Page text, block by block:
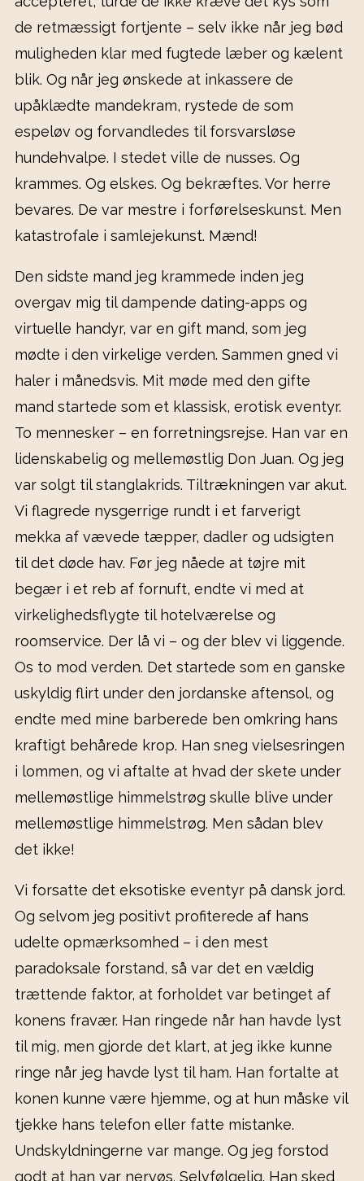
de retmæssigt fortjente – selv ikke når jeg bød
muligheden klar med fugtede læber og kælent
blik. Og når jeg ønskede at inkassere de
upåklædte mandekram, rystede de som
espeløv og forvandledes til forsvarsløse
hundehvalpe. I stedet ville de nusses. Og
krammes. Og elskes. Og bekræftes. Vor herre
bevares. De var mestre i forførelseskunst. Men
katastrofale i samlejekunst. Mænd!
Den sidste mand jeg krammede inden jeg
overgav mig til dampende dating-apps og
virtuelle handyr, var en gift mand, som jeg
mødte i den virkelige verden. Sammen gned vi
haler i månedsvis. Mit møde med den gifte
mand startede som et klassisk, erotisk eventyr.
To mennesker – en forretningsrejse. Han var en
lidenskabelig og mellemøstlig Don Juan. Og jeg
var solgt til stanglakrids. Tiltrækningen var akut.
Vi flagrede nysgerrige rundt i et farverigt
mekka af vævede tæpper, dadler og udsigten
til det døde hav. Før jeg nåede at tøjre mit
begær i et reb af fornuft, endte vi med at
virkelighedsflygte til hotelværelse og
roomservice. Der lå vi – og der blev vi liggende.
Os to mod verden. Det startede som en ganske
uskyldig flirt under den jordanske aftensol, og
endte med mine barberede ben omkring hans
kraftigt behårede krop. Han sneg vielsesringen
i lommen, og vi aftalte at hvad der skete under
mellemøstlige himmelstrøg skulle blive under
mellemøstlige himmelstrøg. Men sådan blev
det ikke!
Vi forsatte det eksotiske eventyr på dansk jord.
Og selvom jeg positivt profiterede af hans
udelte opmærksomhed – i den mest
paradoksale forstand, så var det en vældig
trættende faktor, at forholdet var betinget af
konens fravær. Han ringede når han havde lyst
til mig, men gjorde det klart, at jeg ikke kunne
ringe når jeg havde lyst til ham. Han fortalte at
konen kunne være hjemme, og at hun måske vil
tjekke hans telefon eller fatte mistanke.
Undskyldningerne var mange. Og jeg forstod
godt at han var nervøs. Selvfølgelig. Han sked